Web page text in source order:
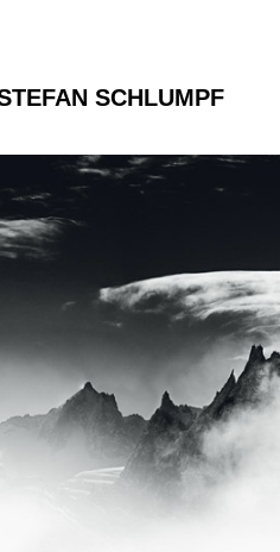
SCHLUMPF